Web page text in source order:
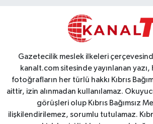
Gazetecilik meslek ilkeleri
kanalt.com sitesinde yayınlanan
fotoğrafların her türlü hakkı Kıbrıs
aittir, izin alınmadan kullanılamaz.
görüşleri olup Kıbrıs Bağımsız
ilişkilendirilemez, sorumlu tutulamaz.